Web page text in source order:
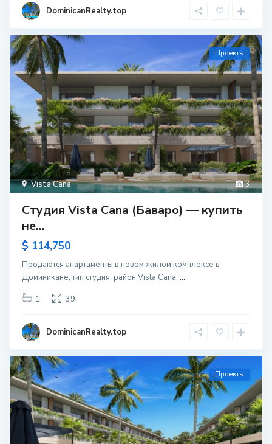
DominicanRealty.top
3
Vista Cana,
Проекты
Студия Vista Cana (Баваро) — купить
не...
$ 114,750
Продаются апартаменты в новом жилом комплексе в
Доминикане, тип студия, район Vista Cana, ...
1
39
DominicanRealty.top
Проекты